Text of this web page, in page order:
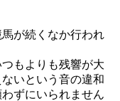
が続くなか行われ
もよりも残響が大
いという音の違和
ずにいられません